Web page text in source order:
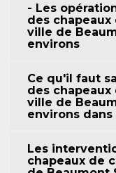
- Les
des
ville de
environs
Ce qu'il faut
des
ville de
environs dans
Les
chapeaux de